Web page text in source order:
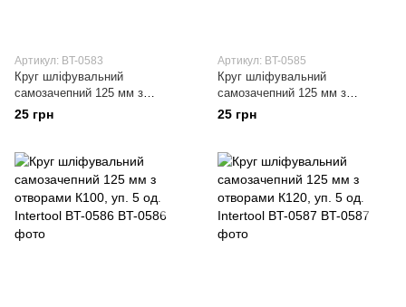
Артикул: BT-0583
Круг шліфувальний
самозачепний 125 мм з
отворами К40, уп. 5 од.
Intertool BT-0583
25 грн
Артикул: BT-0585
Круг шліфувальний
самозачепний 125 мм з
отворами К80, уп. 5 од.
Intertool BT-0585
25 грн